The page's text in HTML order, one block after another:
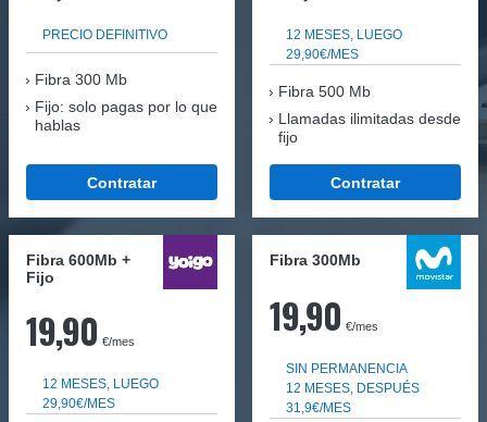
PRECIO DEFINITIVO
Fibra 300 Mb
Fijo: solo pagas por lo que
hablas
Contratar
12 MESES, LUEGO
29,90€/MES
Fibra 500 Mb
Llamadas ilimitadas desde
fijo
Contratar
Fibra 600Mb +
Fijo
19,90 €/mes
12 MESES, LUEGO
29,90€/MES
Fibra 300Mb
19,90 €/mes
SIN PERMANENCIA
12 MESES, DESPUÉS
31,9€/MES